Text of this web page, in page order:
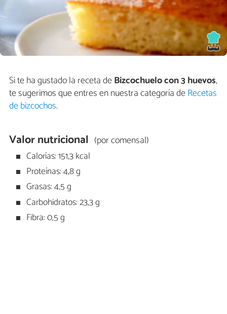
Si te ha gustado la receta deBizcochuelo con 3 huevos,
te sugerimos que entres en nuestra categoría deRecetas
de bizcochos.
Valor nutricional (por comensal)
Calorías: 151,3 kcal
Proteínas: 4,8 g
Grasas: 4,5 g
Carbohidratos: 23,3 g
Fibra: 0,5 g